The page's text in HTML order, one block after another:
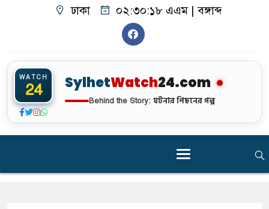
ঢাকা ০২:৩০:১৯ এএম| বঙ্গাব্দ
WATCH
24 SylhetWatch24.com
Behind the Story: ঘটনার পিছনের গল্প